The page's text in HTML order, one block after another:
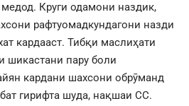
Круги одамони наздик,
рафтуомадкундагони назди
кардааст. Тибқи маслиҳати
пару боли
кардани шахсони обрӯманд
гирифта шуда, нақшаи СС.